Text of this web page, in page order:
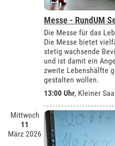
Messe - RundUM
Die Messe für das
Die Messe bietet
stetig wachsende
und ist damit ein
zweite Lebenshälfte
gestalten wollen.
13:00 Uhr, Kleiner
Mittwoch
11
März 2026